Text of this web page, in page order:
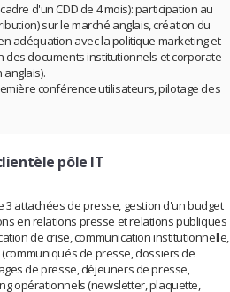
d'un CDD de 4 mois): participation au
sur le marché anglais, création du
adéquation avec la politique marketing et
des documents institutionnels et corporate
conférence utilisateurs, pilotage des
pôle IT
attachées de presse, gestion d'un budget
en relations presse et relations publiques
de crise, communication institutionnelle,
de presse, dossiers de
de presse, déjeuners de presse,
opérationnels (newsletter, plaquette,